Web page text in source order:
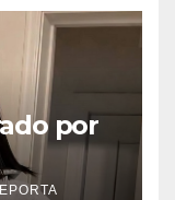
por
en